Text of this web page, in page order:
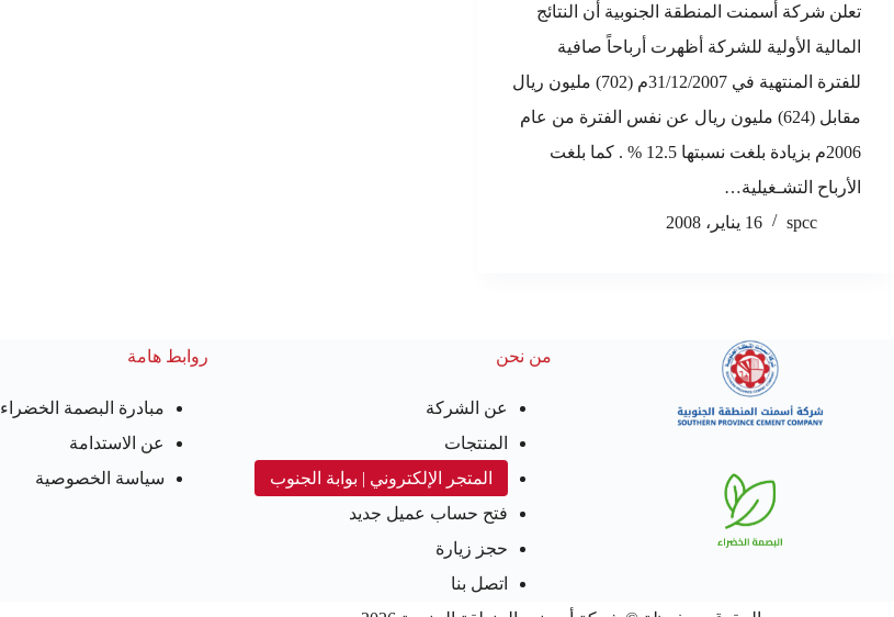
تعلن شركة أسمنت المنطقة الجنوبية أن النتائج
المالية الأولية للشركة أظهرت أرباحاً صافية
للفترة المنتهية في 31/12/2007م (702) مليون ريال
مقابل (624) مليون ريال عن نفس الفترة من عام
2006م بزيادة بلغت نسبتها 12.5 % . كما بلغت
الأرباح التشـغيلية…
spcc
16 يناير، 2008
من نحن
عن الشركة
المنتجات
المتجر الإلكتروني | بوابة الجنوب
فتح حساب عميل جديد
حجز زيارة
اتصل بنا
روابط هامة
مبادرة البصمة الخضراء
عن الاستدامة
سياسة الخصوصية